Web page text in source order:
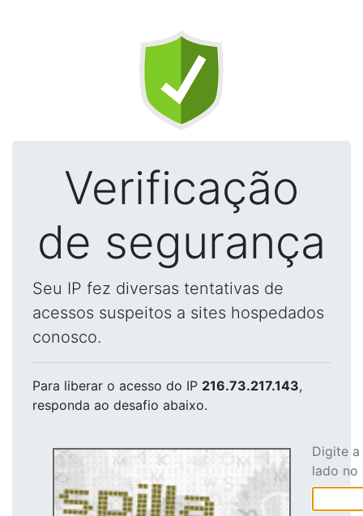
Verificação
de segurança
Seu IP fez diversas tentativas de
acessos suspeitos a sites hospedados
conosco.
Para liberar o acesso do IP 216.73.217.143,
responda ao desafio abaixo.
Digite
lado no